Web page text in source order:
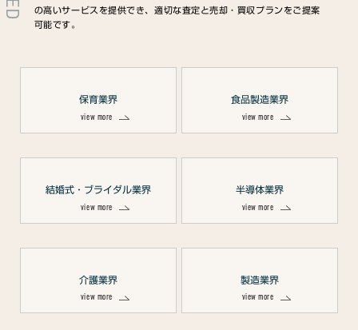
の高いサービスを提供でき、適切な査定と売却・買収プランをご提案
可能です。
保育業界
view more
食品製造業界
view more
結婚式・ブライダル業界
view more
半導体業界
view more
介護業界
view more
製造業界
view more